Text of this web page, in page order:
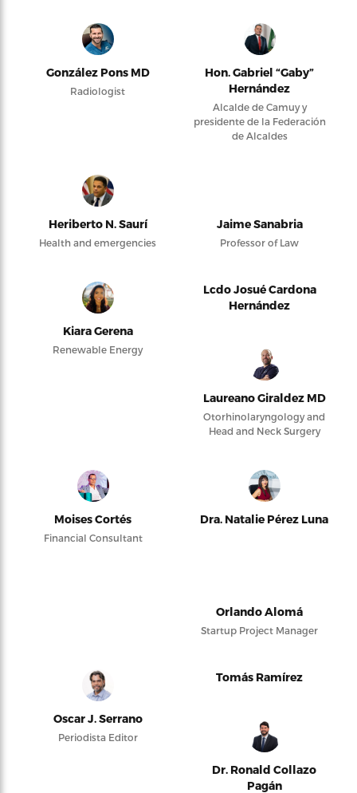
González Pons MD
Radiologist
Hon. Gabriel “Gaby”
Hernández
Alcalde de Camuy y
presidente de la Federación
de Alcaldes
Heriberto N. Saurí
Health and emergencies
Jaime Sanabria
Professor of Law
Kiara Gerena
Renewable Energy
Lcdo Josué Cardona
Hernández
Laureano Giraldez MD
Otorhinolaryngology and
Head and Neck Surgery
Moises Cortés
Financial Consultant
Dra. Natalie Pérez Luna
Orlando Alomá
Startup Project Manager
Oscar J. Serrano
Periodista Editor
Tomás Ramírez
Dr. Ronald Collazo
Pagán